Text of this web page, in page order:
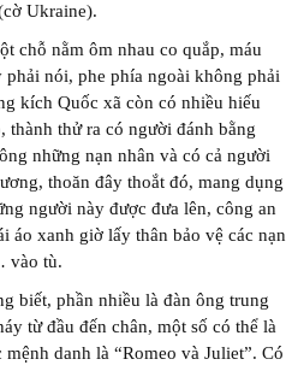
Ukraine).
chỗ nằm ôm nhau co quắp, máu
nói, phe phía ngoài không phải
kích Quốc xã còn có nhiều hiếu
thử ra có người đánh bằng
những nạn nhân và có cả người
thoăn đây thoắt đó, mang dụng
người này được đưa lên, công an
áo xanh giờ lấy thân bảo vệ các nạn
vào tù.
biết, phần nhiều là đàn ông trung
từ đầu đến chân, một số có thể là
danh là “Romeo và Juliet”. Có